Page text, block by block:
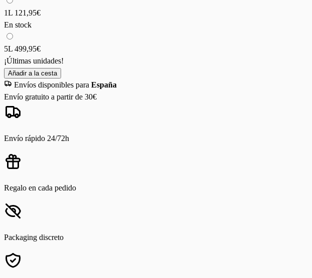
1L 121,95€
En stock
5L 499,95€
¡Últimas unidades!
Añadir a la cesta
Envíos disponibles para España
Envío gratuito a partir de 30€
Envío rápido 24/72h
Regalo en cada pedido
Packaging discreto